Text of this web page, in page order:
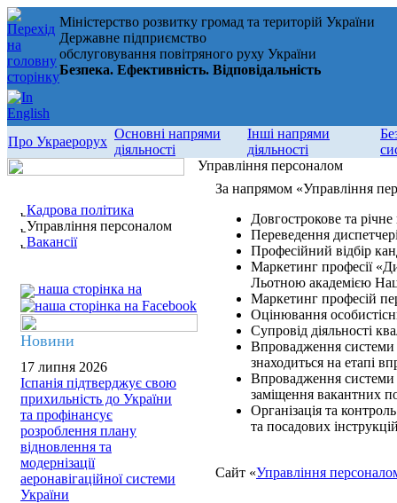
Міністерство розвитку громад та територій України
Державне підприємство
обслуговування повітряного руху України
Безпека. Ефективність. Відповідальність
Про Украерорух
Основні напрями
діяльності
Інші напрями
діяльності
Кадрова політика
Управління персоналом
Вакансії
наша сторінка на
Новини
17 липня 2026
Іспанія підтверджує свою
прихильність до України
та профінансує
розроблення плану
відновлення та
модернізації
аеронавігаційної системи
України
Управління персоналом
За напрямом «Управління
Довгострокове та
Переведення
Професійний відбір
Маркетинг професії
Льотною академією
Маркетинг професій
Оцінювання
Супровід діяльності
Впровадження системи
знаходиться на етапі
Впровадження системи
заміщення вакантних
Організація та
та посадових
Сайт «Управління